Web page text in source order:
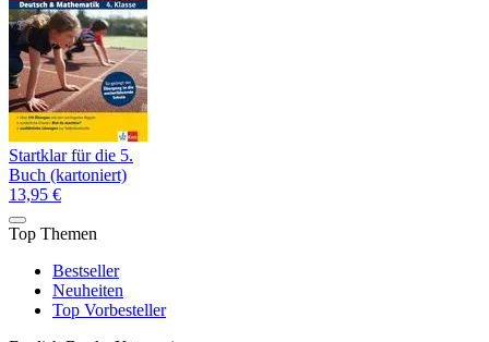
Startklar für die 5.
Buch (kartoniert)
13,95 €
Top Themen
Bestseller
Neuheiten
Top Vorbesteller